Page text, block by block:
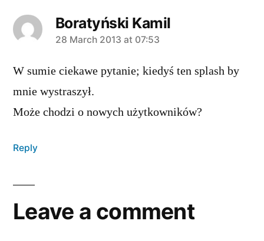
Boratyński Kamil
says:
28 March 2013 at 07:53
W sumie ciekawe pytanie; kiedyś ten splash by
mnie wystraszył.
Może chodzi o nowych użytkowników?
Reply
Leave a comment